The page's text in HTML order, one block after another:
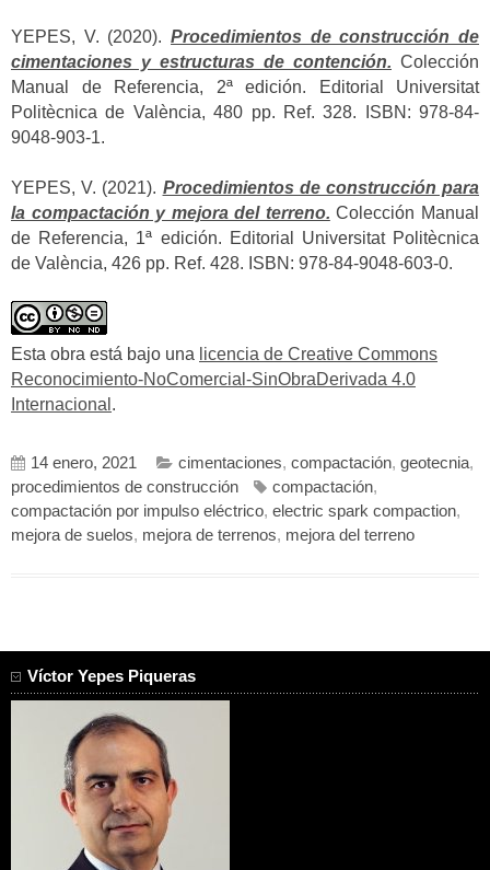
YEPES, V. (2020). Procedimientos de construcción de
cimentaciones y estructuras de contención. Colección
Manual de Referencia, 2ª edición. Editorial Universitat
Politècnica de València, 480 pp. Ref. 328. ISBN: 978-84-
9048-903-1.
YEPES, V. (2021). Procedimientos de construcción para
la compactación y mejora del terreno. Colección Manual
de Referencia, 1ª edición. Editorial Universitat Politècnica
de València, 426 pp. Ref. 428. ISBN: 978-84-9048-603-0.
Esta obra está bajo una licencia de Creative Commons
Reconocimiento-NoComercial-SinObraDerivada 4.0
Internacional .
14 enero, 2021 cimentaciones, compactación, geotecnia,
procedimientos de construcción
compactación,
compactación por impulso eléctrico, electric spark compaction,
mejora de suelos, mejora de terrenos, mejora del terreno
Víctor Yepes Piqueras